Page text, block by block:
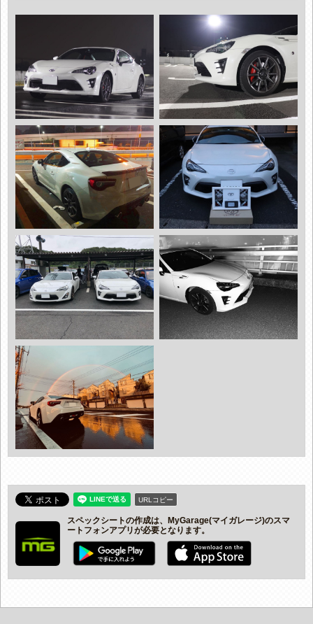
URLコピー
スペックシートの作成は、MyGarage(マイガレージ)のスマ
ートフォンアプリが必要となります。